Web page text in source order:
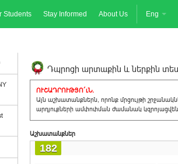
Students Stay Informed About Us Eng
Դպրոցի արտաքին և ներքին
ՈՒՇԱԴՐՈՒԹՅՈ´ւՆ.
Այն աշխատանքներն, որոնք մրցույթի
արդյուքների ամփոփման ժամանակ
Աշխատանքներ
182